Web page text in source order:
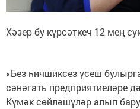
Хәзер бу күрсәткеч 12 мең
«Без һичшиксез үсеш
сәнәгать предприятиеләре
Күмәк сөйләшүләр алып